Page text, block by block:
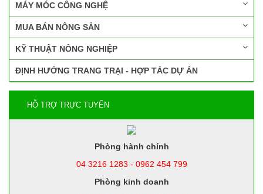
MÁY MÓC CÔNG NGHỆ
MUA BÁN NÔNG SẢN
KỸ THUẬT NÔNG NGHIỆP
ĐỊNH HƯỚNG TRANG TRẠI - HỢP TÁC DỰ ÁN
HỖ TRỢ TRỰC TUYẾN
Phòng hành chính
04 3216 1283 - 0962 454 799
Phòng kinh doanh